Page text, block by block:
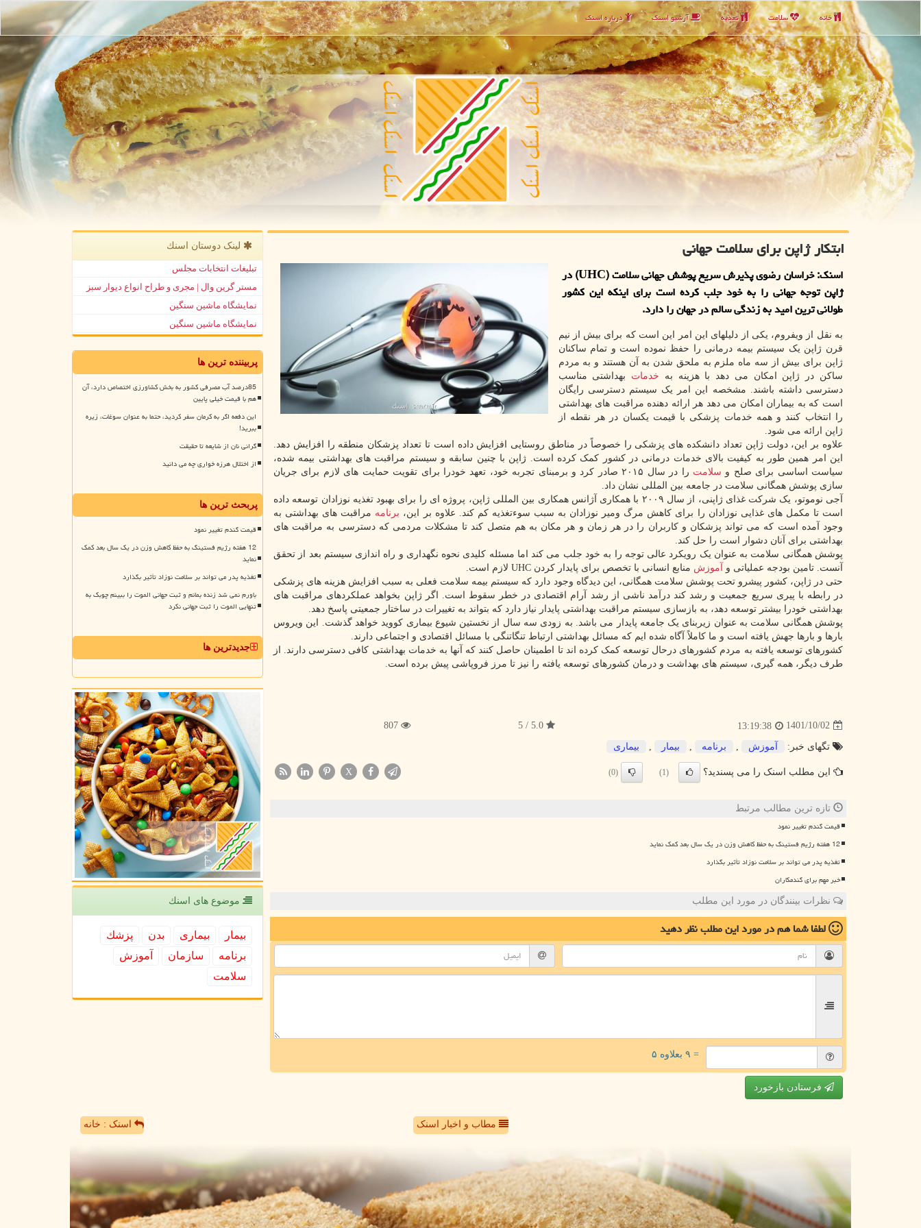
خانه سلامت تغذیه آرشیو اسنك درباره اسنك
ابتکار ژاپن برای سلامت جهانی
اسنک: خراسان رضوی پذیرش سریع پوشش جهانی سلامت (UHC) در
ژاپن توجه جهانی را به خود جلب کرده است برای اینکه این کشور
طولانی ترین امید به زندگی سالم در جهان را دارد.
به نقل از ویفروم، یکی از دلیلهای این امر این است که برای بیش از نیم
قرن ژاپن یک سیستم بیمه درمانی را حفظ نموده است و تمام ساکنان
ژاپن برای بیش از سه ماه ملزم به ملحق شدن به آن هستند و به مردم
ساکن در ژاپن امکان می دهد با هزینه به خدمات بهداشتی مناسب
دسترسی داشته باشند. مشخصه این امر یک سیستم دسترسی رایگان
است که به بیماران امکان می دهد هر ارائه دهنده مراقبت های بهداشتی
را انتخاب کنند و همه خدمات پزشکی با قیمت یکسان در هر نقطه از
ژاپن ارائه می شود.
علاوه بر این، دولت ژاپن تعداد دانشکده های پزشکی را خصوصاً در مناطق روستایی افزایش داده است تا تعداد پزشکان منطقه را افزایش دهد.
این امر همین طور به کیفیت بالای خدمات درمانی در کشور کمک کرده است. ژاپن با چنین سابقه و سیستم مراقبت های بهداشتی بیمه شده،
سیاست اساسی برای صلح و سلامت
را در سال ۲۰۱۵ صادر کرد و برمبنای تجربه خود، تعهد خودرا برای تقویت حمایت های لازم برای جریان
سازی پوشش همگانی سلامت در جامعه بین المللی نشان داد.
آجی نوموتو، یک شرکت غذای ژاپنی، از سال ۲۰۰۹ با همکاری آژانس همکاری بین المللی ژاپن، پروژه ای را برای بهبود تغذیه نوزادان توسعه داده
است تا مکمل های غذایی نوزادان را برای کاهش مرگ ومیر نوزادان به سبب سوءتغذیه کم کند. علاوه بر این، برنامه مراقبت های بهداشتی به
وجود آمده است که می تواند پزشکان و کاربران را در هر زمان و هر مکان به هم متصل کند تا مشکلات مردمی که دسترسی به مراقبت های
بهداشتی برای آنان دشوار است را حل کند.
پوشش همگانی سلامت به عنوان یک رویکرد عالی توجه را به خود جلب می کند اما مسئله کلیدی نحوه نگهداری و راه اندازی سیستم بعد از تحقق
آنست. تامین بودجه عملیاتی و
آموزش منابع انسانی با تخصص برای پایدار کردن UHC لازم است.
حتی در ژاپن، کشور پیشرو تحت پوشش سلامت همگانی، این دیدگاه وجود دارد که سیستم بیمه سلامت فعلی به سبب افزایش هزینه های پزشکی
در رابطه با پیری سریع جمعیت و رشد کند درآمد ناشی از رشد آرام اقتصادی در خطر سقوط است. اگر ژاپن بخواهد عملکردهای مراقبت های
بهداشتی خودرا بیشتر توسعه دهد، به بازسازی سیستم مراقبت بهداشتی پایدار نیاز دارد که بتواند به تغییرات در ساختار جمعیتی پاسخ دهد.
پوشش همگانی سلامت به عنوان زیربنای یک جامعه پایدار می باشد. به زودی سه سال از نخستین شیوع بیماری کووید خواهد گذشت. این ویروس
بارها و بارها جهش یافته است و ما کاملاً آگاه شده ایم که مسائل بهداشتی ارتباط تنگاتنگی با مسائل اقتصادی و اجتماعی دارند.
کشورهای توسعه یافته به مردم کشورهای درحال توسعه کمک کرده اند تا اطمینان حاصل کنند که آنها به خدمات بهداشتی کافی دسترسی دارند. از
طرف دیگر، همه گیری، سیستم های بهداشت و درمان کشورهای توسعه یافته را نیز تا مرز فروپاشی پیش برده است.
1401/10/02
13:19:38
5.0 / 5
807
تگهای خبر: آموزش برنامه بیمار بیماری
این مطلب اسنک را می پسندید؟ (1)
(0)
X
تازه ترین مطالب مرتبط
قیمت گندم تغییر نمود
12 هفته رژیم فستینگ به حفظ کاهش وزن در یک سال بعد کمک نماید
تغذیه پدر می تواند بر سلامت نوزاد تأثیر بگذارد
خبر مهم برای گندمکاران
نظرات بینندگان در مورد این مطلب
لطفا شما همدر مورد این مطلبنظر دهید
= ۹ بعلاوه ۵
فرستادن بازخورد
لینک دوستان اسنك
تبلیغات انتخابات مجلس
مستر گرین وال | مجری و طراح انواع دیوار سبز
نمایشگاه ماشین سنگین
نمایشگاه ماشین سنگین
پربیننده ترین ها
85درصد آب مصرفی کشور به بخش کشاورزی اختصاص دارد، آن
هم با قیمت خیلی پایین
این دفعه اگر به کرمان سفر کردید، حتما به عنوان سوغات، زیره
ببرید!
گرانی نان از شایعه تا حقیقت
از اختلال هرزه خواری چه می دانید
پربحث ترین ها
قیمت گندم تغییر نمود
12 هفته رژیم فستینگ به حفظ کاهش وزن در یک سال بعد کمک
نماید
تغذیه پدر می تواند بر سلامت نوزاد تأثیر بگذارد
باورم نمی شد زنده بمانم و ثبت جهانی الموت را ببینم چوبک به
تنهایی الموت را ثبت جهانی نکرد
جدیدترین ها
موضوع های اسنك
بیمار بیماری بدن
پزشك
برنامه
سازمان
آموزش
سلامت
مطاب و اخبار اسنک اسنک : خانه